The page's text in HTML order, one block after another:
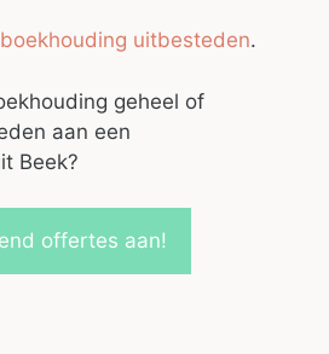
boekhouding uitbesteden.
geheel of
aan een
Beek?
offertes aan!